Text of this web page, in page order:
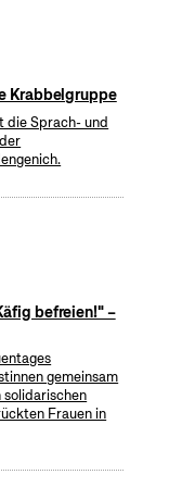
Krabbelgruppe
die Sprach- und
befreien!" –
gemeinsam
solidarischen
Frauen in